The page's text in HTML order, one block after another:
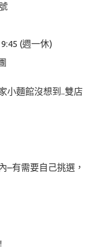
(週一休)
小麵館沒想到..雙店
–有需要自己挑選，